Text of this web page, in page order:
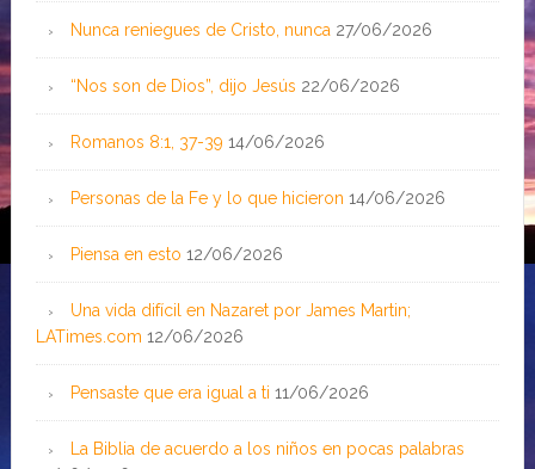
Nunca reniegues de Cristo, nunca 27/06/2026
“Nos son de Dios”, dijo Jesús 22/06/2026
Romanos 8:1, 37-39 14/06/2026
Personas de la Fe y lo que hicieron 14/06/2026
Piensa en esto 12/06/2026
Una vida difícil en Nazaret por James Martin;
LATimes.com 12/06/2026
Pensaste que era igual a ti 11/06/2026
La Biblia de acuerdo a los niños en pocas palabras